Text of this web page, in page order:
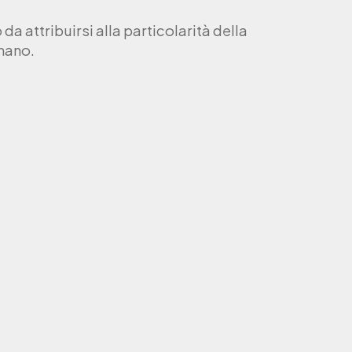
da attribuirsi alla particolarità della